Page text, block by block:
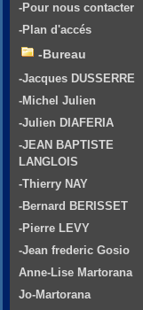
-Pour nous contacter
-Plan d'accés
-Bureau
-Jacques DUSSERRE
-Michel Julien
-Julien DIAFERIA
-JEAN BAPTISTE
LANGLOIS
-Thierry NAY
-Bernard BERISSET
-Pierre LEVY
-Jean frederic Gosio
Anne-Lise Martorana
Jo-Martorana